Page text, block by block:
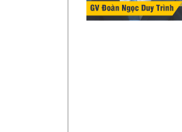
Khai giảng các khóa